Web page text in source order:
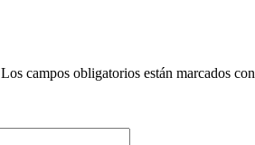
Los campos obligatorios están marcados con